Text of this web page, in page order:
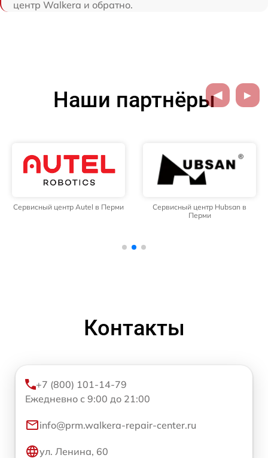
центр Walkera и обратно.
Наши партнёры
Сервисный центр Autel в Перми
Сервисный центр Hubsan в
Перми
Контакты
+7 (800) 101-14-79
Ежедневно с 9:00 до 21:00
info@prm.walkera-repair-center.ru
ул. Ленина, 60